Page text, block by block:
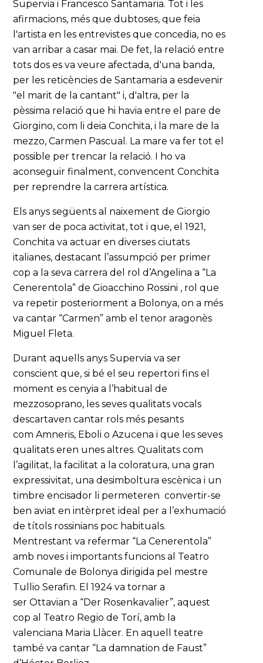
Supervia i Francesco Santamaria. Tot i les
afirmacions, més que dubtoses, que feia
l'artista en les entrevistes que concedia, no es
van arribar a casar mai. De fet, la relació entre
tots dos es va veure afectada, d'una banda,
per les reticències de Santamaria a esdevenir
"el marit de la cantant" i, d'altra, per la
pèssima relació que hi havia entre el pare de
Giorgino, com li deia Conchita, i la mare de la
mezzo, Carmen Pascual. La mare va fer tot el
possible per trencar la relació. I ho va
aconseguir finalment, convencent Conchita
per reprendre la carrera artística.
Els anys següents al naixement de Giorgio
van ser de poca activitat, tot i que, el 1921,
Conchita va actuar en diverses ciutats
italianes, destacant l’assumpció per primer
cop a la seva carrera del rol d’Angelina a “La
Cenerentola” de Gioacchino Rossini , rol que
va repetir posteriorment a Bolonya, on a més
va cantar “Carmen” amb el tenor aragonès
Miguel Fleta.
Durant aquells anys Supervia va ser
conscient que, si bé el seu repertori fins el
moment es cenyia a l’habitual de
mezzosoprano, les seves qualitats vocals
descartaven cantar rols més pesants
com Amneris, Eboli o Azucena i que les seves
qualitats eren unes altres. Qualitats com
l’agilitat, la facilitat a la coloratura, una gran
expressivitat, una desimboltura escènica i un
timbre encisador li permeteren convertir-se
ben aviat en intèrpret ideal per a l’exhumació
de títols rossinians poc habituals.
Mentrestant va refermar “La Cenerentola”
amb noves i importants funcions al Teatro
Comunale de Bolonya dirigida pel mestre
Tullio Serafin. El 1924 va tornar a
ser Ottavian a “Der Rosenkavalier”, aquest
cop al Teatro Regio de Torí, amb la
valenciana Maria Llàcer. En aquell teatre
també va cantar “La damnation de Faust”